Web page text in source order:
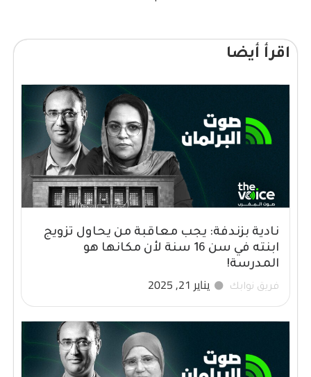
اقرأ أيضا
نادية بزندفة: يجب معاقبة من يحاول تزويج
ابنته في سن 16 سنة لأن مكانها هو
المدرسة!
فريق نوابك يناير 21, 2025